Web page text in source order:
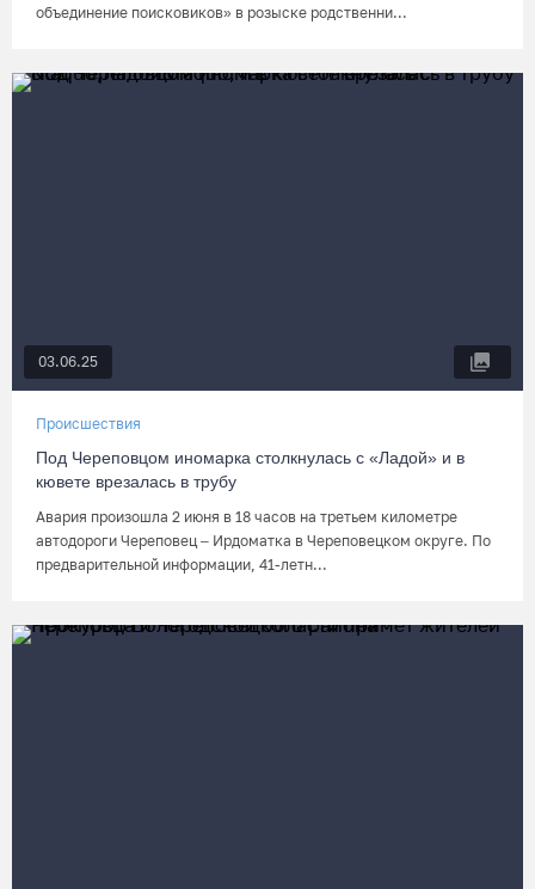
объединение поисковиков» в розыске родственни...
03.06.25
Происшествия
Под Череповцом иномарка столкнулась с «Ладой» и в
кювете врезалась в трубу
Авария произошла 2 июня в 18 часов на третьем километре
автодороги Череповец – Ирдоматка в Череповецком округе. По
предварительной информации, 41-летн...